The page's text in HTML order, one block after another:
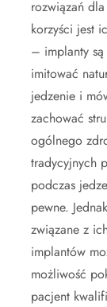
rozwiązań
korzyści jest
– implanty
imitować
jedzenie i
zachować
ogólnego
tradycyjnych
podczas
pewne.
związane z
implantów
możliwość
pacjent